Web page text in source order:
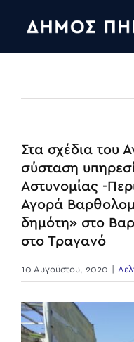
Στα σχέδια του
σύσταση
Αστυνομίας -
Αγορά
δημότη» στο
στο Τραγανό
10 Αυγούστου, 2020
View
Larger